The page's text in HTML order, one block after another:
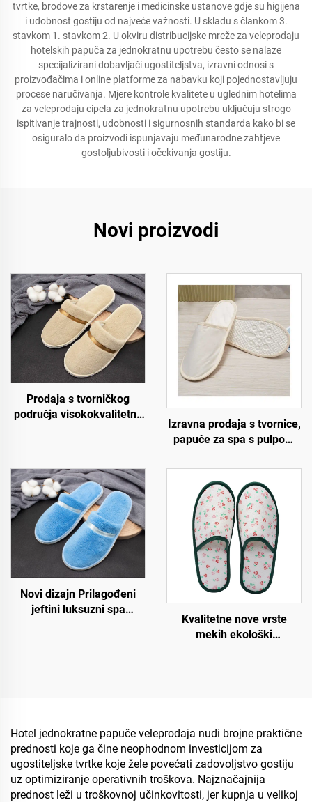
tvrtke, brodove za krstarenje i medicinske ustanove gdje su higijena
i udobnost gostiju od najveće važnosti. U skladu s člankom 3.
stavkom 1. stavkom 2. U okviru distribucijske mreže za veleprodaju
hotelskih papuča za jednokratnu upotrebu često se nalaze
specijalizirani dobavljači ugostiteljstva, izravni odnosi s
proizvođačima i online platforme za nabavku koji pojednostavljuju
procese naručivanja. Mjere kontrole kvalitete u uglednim hotelima
za veleprodaju cipela za jednokratnu upotrebu uključuju strogo
ispitivanje trajnosti, udobnosti i sigurnosnih standarda kako bi se
osiguralo da proizvodi ispunjavaju međunarodne zahtjeve
gostoljubivosti i očekivanja gostiju.
Novi proizvodi
Prodaja s tvorničkog
područja visokokvalitetne
s personaliziranim
logotipom
Izravna prodaja s tvornice,
papuče za spa s pulpom
prihvatljive, jednokratne
papuče za hotele s
personaliziranim
logotipom
Novi dizajn Prilagođeni
jeftini luksuzni spa
Kvalitetne nove vrste
mekih ekološki
Hotel jednokratne papuče veleprodaja nudi brojne praktične
prednosti koje ga čine neophodnom investicijom za
ugostiteljske tvrtke koje žele povećati zadovoljstvo gostiju
uz optimiziranje operativnih troškova. Najznačajnija
prednost leži u troškovnoj učinkovitosti, jer kupnja u velikoj